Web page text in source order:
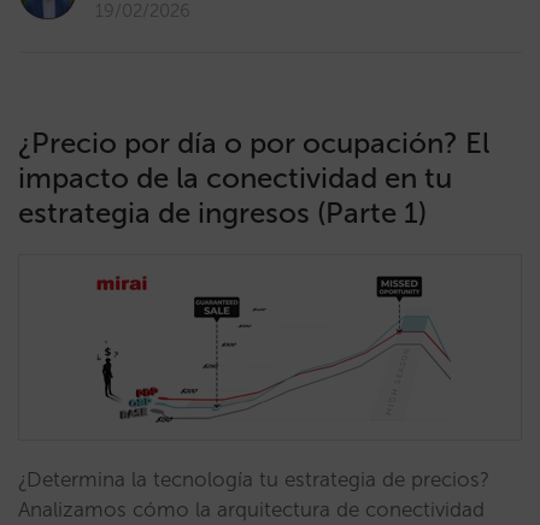
19/02/2026
¿Precio por día o por ocupación? El
impacto de la conectividad en tu
estrategia de ingresos (Parte 1)
¿Determina la tecnología tu estrategia de precios?
Analizamos cómo la arquitectura de conectividad